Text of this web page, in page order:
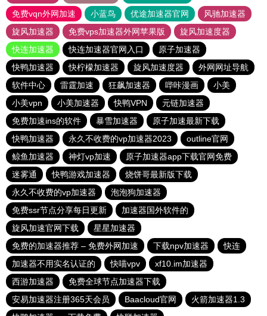
免费vqn外网加速
小蓝鸟 优途加速器官网
风驰加速器
旋风加速器
免费vps加速器外网苹果版
旋风加速度器
快连加速器
快连加速器官网入口
原子加速器
快鸭加速器
快柠檬加速器 旋风加速度器
外网网址导航
软件中心
雷霆加速 狂飙加速器 哔咔漫画
小美
小美vpn
小美加速器 快鸭VPN
元链加速器
免费加速ins的软件
暴雪加速器
原子加速最新下载
快鸭加速器
永久不收费的vp加速器2023
outline官网
鲸鱼加速器
神灯vp加速
原子加速器app下载官网免费
迷雾通
快鸭游戏加速器
烧饼哥最新版下载
永久不收费的vp加速器
泡泡狗加速器
免费ssr节点分享每日更新
加速器国外软件的
旋风加速官网下载
星星加速器
免费的加速器推荐 – 免费外网加速
下载npv加速器
快连
加速器不用实名认证的
快喵vpv
xf10.im加速器
西游加速器
免费全球节点加速器下载
安易加速器注册365天会员
Baacloud官网
火箭加速器1.3